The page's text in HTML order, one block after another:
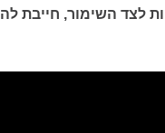
לצד השימור, חייבת